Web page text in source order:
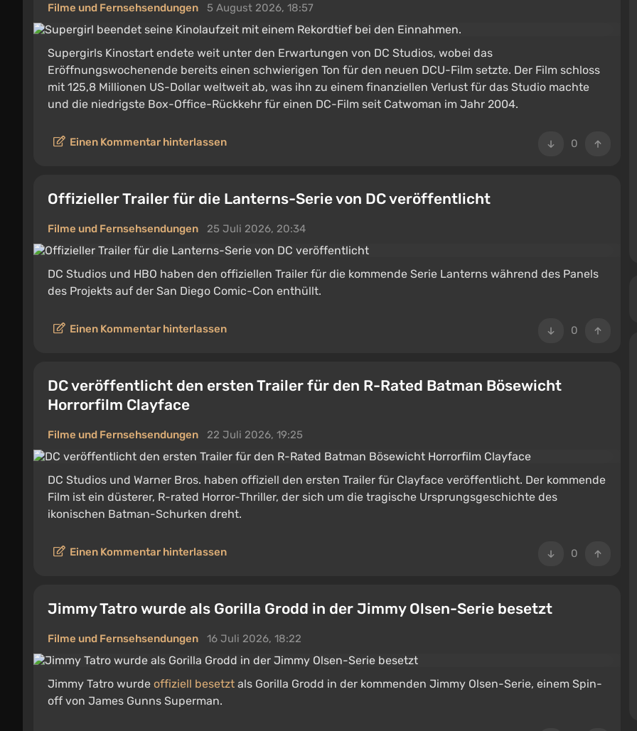
Filme und Fernsehsendungen 5 August 2026, 18:57
Supergirls Kinostart endete weit unter den Erwartungen von DC Studios, wobei das
Eröffnungswochenende bereits einen schwierigen Ton für den neuen DCU-Film setzte. Der Film schloss
mit 125,8 Millionen US-Dollar weltweit ab, was ihn zu einem finanziellen Verlust für das Studio machte
und die niedrigste Box-Office-Rückkehr für einen DC-Film seit Catwoman im Jahr 2004.
0
Einen Kommentar hinterlassen
Offizieller Trailer für die Lanterns-Serie von DC veröffentlicht
Filme und Fernsehsendungen 25 Juli 2026, 20:34
DC Studios und HBO haben den offiziellen Trailer für die kommende Serie Lanterns während des Panels
des Projekts auf der San Diego Comic-Con enthüllt.
0
Einen Kommentar hinterlassen
DC veröffentlicht den ersten Trailer für den R-Rated Batman Bösewicht
Horrorfilm Clayface
Filme und Fernsehsendungen 22 Juli 2026, 19:25
DC Studios und Warner Bros. haben offiziell den ersten Trailer für Clayface veröffentlicht. Der kommende
Film ist ein düsterer, R-rated Horror-Thriller, der sich um die tragische Ursprungsgeschichte des
ikonischen Batman-Schurken dreht.
0
Einen Kommentar hinterlassen
Jimmy Tatro wurde als Gorilla Grodd in der Jimmy Olsen-Serie besetzt
Filme und Fernsehsendungen 16 Juli 2026, 18:22
Jimmy Tatro wurde offiziell besetzt als Gorilla Grodd in der kommenden Jimmy Olsen-Serie, einem Spin-
off von James Gunns Superman.